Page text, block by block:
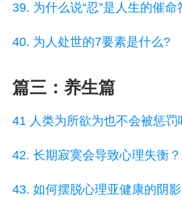
39. 为什么说“忍”是人生的催命
40. 为人处世的7要素是什么?
篇三：养生篇
41 人类为所欲为也不会被惩罚
42. 长期寂寞会导致心理失衡？
43. 如何摆脱心理亚健康的阴影